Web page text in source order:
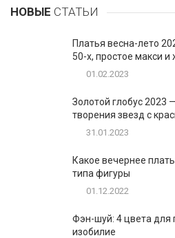
НОВЫЕ СТАТЬИ
Платья весна-лето
50-х, простое макси
01.02.2023
Золотой глобус 2023
творения звезд с
31.01.2023
Какое вечернее
типа фигуры
01.12.2022
Фэн-шуй: 4 цвета для
изобилие